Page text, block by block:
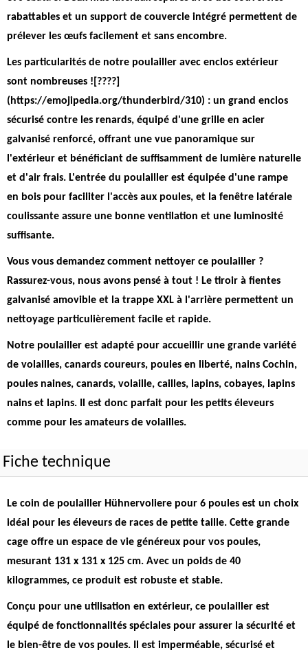
rabattables et un support de couvercle intégré permettent de
prélever les œufs facilement et sans encombre.
Les particularités de notre poulailler avec enclos extérieur
sont nombreuses ![????]
(https://emojipedia.org/thunderbird/310) : un grand enclos
sécurisé contre les renards, équipé d'une grille en acier
galvanisé renforcé, offrant une vue panoramique sur
l'extérieur et bénéficiant de suffisamment de lumière naturelle
et d'air frais. L'entrée du poulailler est équipée d'une rampe
en bois pour faciliter l'accès aux poules, et la fenêtre latérale
coulissante assure une bonne ventilation et une luminosité
suffisante.
Vous vous demandez comment nettoyer ce poulailler ?
Rassurez-vous, nous avons pensé à tout ! Le tiroir à fientes
galvanisé amovible et la trappe XXL à l'arrière permettent un
nettoyage particulièrement facile et rapide.
Notre poulailler est adapté pour accueillir une grande variété
de volailles, canards coureurs, poules en liberté, nains Cochin,
poules naines, canards, volaille, cailles, lapins, cobayes, lapins
nains et lapins. Il est donc parfait pour les petits éleveurs
comme pour les amateurs de volailles.
Fiche technique
Le coin de poulailler Hühnervoliere pour 6 poules est un choix
idéal pour les éleveurs de races de petite taille. Cette grande
cage offre un espace de vie généreux pour vos poules,
mesurant 131 x 131 x 125 cm. Avec un poids de 40
kilogrammes, ce produit est robuste et stable.
Conçu pour une utilisation en extérieur, ce poulailler est
équipé de fonctionnalités spéciales pour assurer la sécurité et
le bien-être de vos poules.
Il est imperméable, sécurisé et